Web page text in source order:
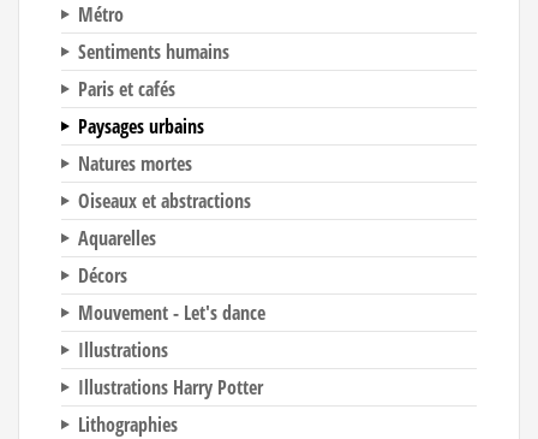
Métro
Sentiments humains
Paris et cafés
Paysages urbains
Natures mortes
Oiseaux et abstractions
Aquarelles
Décors
Mouvement - Let's dance
Illustrations
Illustrations Harry Potter
Lithographies